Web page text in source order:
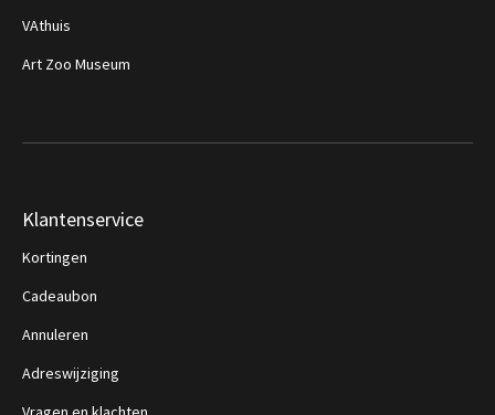
VAthuis
Art Zoo Museum
Klantenservice
Kortingen
Cadeaubon
Annuleren
Adreswijziging